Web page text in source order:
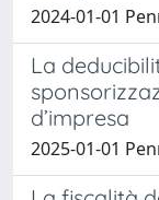
2024-01-01
La
d’impresa
2025-01-01